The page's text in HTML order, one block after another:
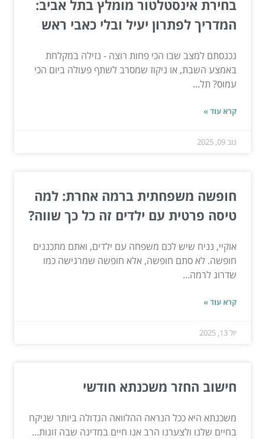
בחירת אינסטלטור מומלץ בתל אביב:
המדריך לפתרון יעיל ובלי כאבי ראש
נכנסתם למצב שבו הכי פחות רוצה - נזילה במקלחת
באמצע השבת, או ניקוז שמסרב לשתף פעולה ביום הכי
עמוס? תל...
קרא עוד »
נוב 09, 2025
חופשה משפחתית ברמה אחרת: למה
טיסה פרטית עם ילדים זה כל כך שווה?
אוקיי, נניח שיש לכם משפחה עם ילדים, ואתם מתכננים
חופשה. לא סתם חופשה, אלא חופשה שמרגישה כמו
שדרוג לרמה...
קרא עוד »
יול 13, 2025
חישוב החזר משכנתא חודשי
משכנתא היא ככל הנראה ההלוואה הגדולה ביותר שניקח
בחיים שלנו ולצערנו הרב אנו חיים במדינה שבה זוגות...